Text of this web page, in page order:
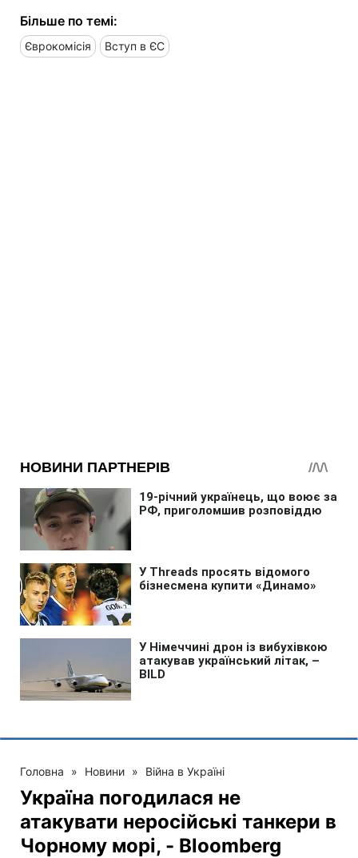
Більше по темі:
Єврокомісія Вступ в ЄС
Головна » Новини » Війна в Україні
Україна погодилася не
атакувати неросійські танкери в
Чорному морі, - Bloomberg